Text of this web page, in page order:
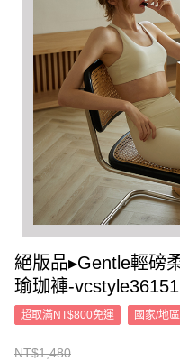
絕版品▸Gentle輕磅
瑜珈褲-
超取滿NT$800免運 國家/地
NT$1,480